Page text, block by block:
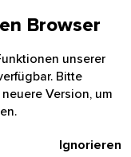
Browser
unserer
Bitte
Version, um
Ignorieren